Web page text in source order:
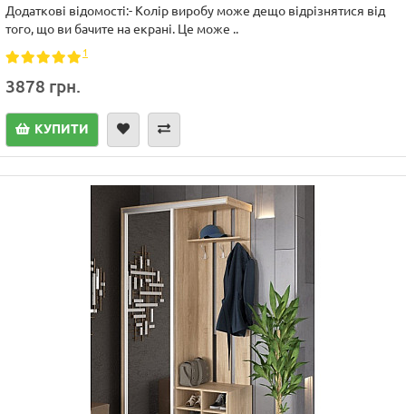
Додаткові відомості:- Колір виробу може дещо відрізнятися від
того, що ви бачите на екрані. Це може ..
1
3878 грн.
КУПИТИ